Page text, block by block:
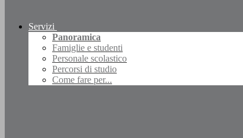
Servizi
Panoramica
Famiglie e studenti
Personale scolastico
Percorsi di studio
Come fare per...